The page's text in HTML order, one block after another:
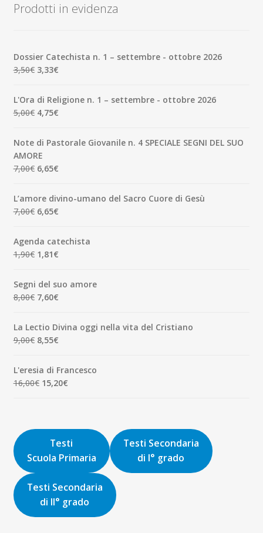
Prodotti in evidenza
Dossier Catechista n. 1 – settembre - ottobre 2026
3,50€ Il
originale
era:
3,50€.
3,33€Il
attuale
è:
L'Ora di Religione n. 1 – settembre - ottobre 2026
5,00€ Il
originale
era:
5,00€.
4,75€Il
attuale
4,75€.
Note di Pastorale Giovanile n. 4 SPECIALE SEGNI DEL SUO
AMORE
7,00€ Il
originale
era:
7,00€.
6,65€Il
attuale
è:
L’amore divino-umano del Sacro Cuore di Gesù
7,00€ Il
originale
era:
7,00€.
6,65€Il
attuale
è:
Agenda catechista
1,90€ Il
originale
era:
1,90€.
1,81€Il
è:
Segni del suo amore
8,00€ Il
originale
era:
8,00€.
7,60€Il
attuale
è:
La Lectio Divina oggi nella vita del Cristiano
9,00€ Il
originale
era:
9,00€.
8,55€Il
attuale
è:
L'eresia di Francesco
16,00€ Il
15,20€Il
15,20€.
Testi
Scuola Primaria
Testi Secondaria
di I° grado
Testi Secondaria
di II° grado